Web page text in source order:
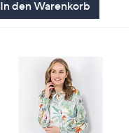
In den Warenkorb